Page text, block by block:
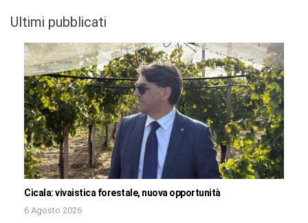
Ultimi pubblicati
Cicala: vivaistica forestale, nuova opportunità
6 Agosto 2026